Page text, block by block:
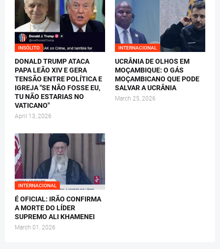
INSÓLITO
DONALD TRUMP ATACA
PAPA LEÃO XIV E GERA
TENSÃO ENTRE POLÍTICA E
IGREJA "SE NÃO FOSSE EU,
TU NÃO ESTARIAS NO
VATICANO"
April 13, 2026
INTERNACIONAL
UCRÂNIA DE OLHOS EM
MOÇAMBIQUE: O GÁS
MOÇAMBICANO QUE PODE
SALVAR A UCRÂNIA
March 25, 2026
INTERNACIONAL
É OFICIAL: IRÃO CONFIRMA
A MORTE DO LÍDER
SUPREMO ALI KHAMENEI
March 01, 2026